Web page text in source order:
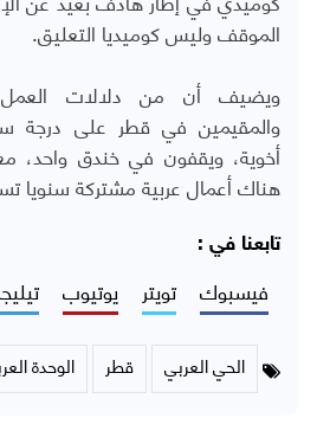
الموقف وليس كوميديا التعليق.
ويضيف أن من دلالات العمل
والمقيمين في قطر على درجة
أخوية، ويقفون في خندق واحد،
هناك أعمال عربية مشتركة سنويا
تابعنا في :
فيسبوك تويتر يوتيوب
الحي العربي قطر الوحدة